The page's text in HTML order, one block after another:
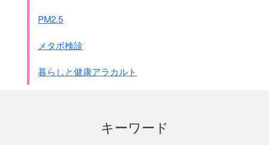
PM2.5
メタボ検診
暮らしと健康アラカルト
キーワード